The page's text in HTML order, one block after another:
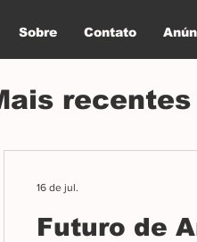
Sobre Contato
recentes
Futuro de
16 de jul.